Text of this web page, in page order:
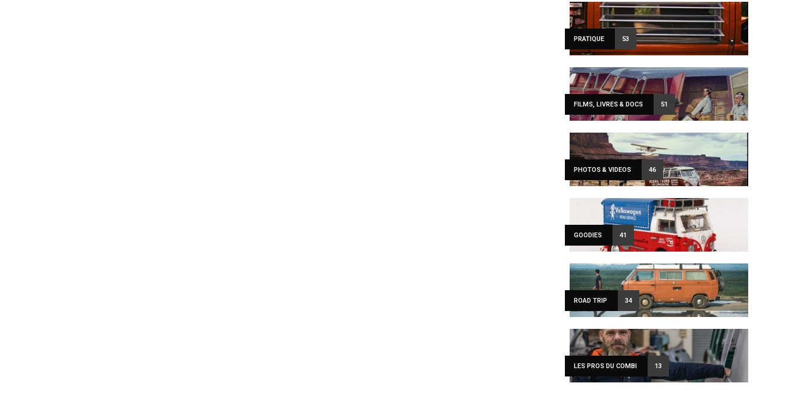
PRATIQUE 53
FILMS, LIVRES & DOCS 51
PHOTOS & VIDEOS 46
GOODIES 41
ROAD TRIP 34
LES PROS DU COMBI 13